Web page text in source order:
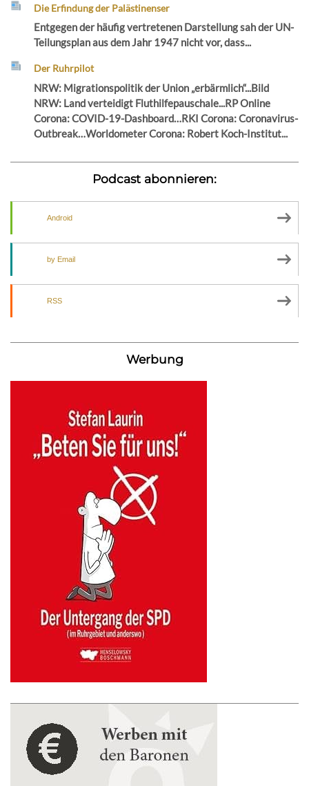
Die Erfindung der Palästinenser
Entgegen der häufig vertretenen Darstellung sah der UN-
Teilungsplan aus dem Jahr 1947 nicht vor, dass...
Der Ruhrpilot
NRW: Migrationspolitik der Union „erbärmlich“...Bild
NRW: Land verteidigt Fluthilfepauschale...RP Online
Corona: COVID-19-Dashboard…RKI Corona: Coronavirus-
Outbreak…Worldometer Corona: Robert Koch-Institut...
Podcast abonnieren:
Android
by Email
RSS
Werbung